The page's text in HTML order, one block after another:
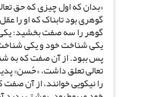
«بدان که اول چیزى که حق
گوهرى بود تابناک که او را
گوهر را سه صفت بخشید:
یکى شناخت خود و یکى
پس ببود. از آن صفت که به
تعالى تعلق داشت، «حُسن»
را نیکویى خوانند، از آن